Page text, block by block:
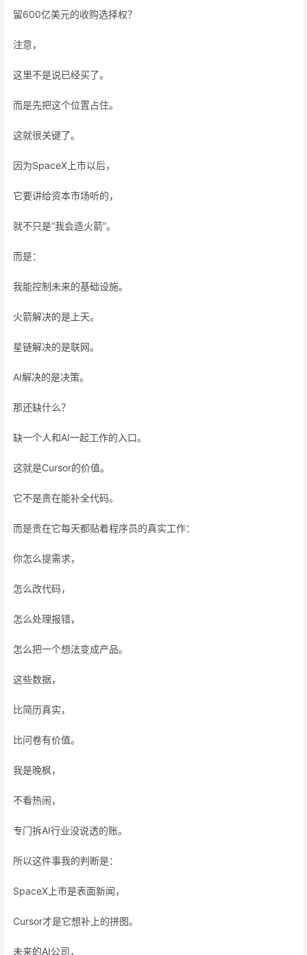
留600亿美元的收购选择权？
注意，
这里不是说已经买了。
而是先把这个位置占住。
这就很关键了。
因为SpaceX上市以后，
它要讲给资本市场听的，
就不只是“我会造火箭”。
而是：
我能控制未来的基础设施。
火箭解决的是上天。
星链解决的是联网。
AI解决的是决策。
那还缺什么？
缺一个人和AI一起工作的入口。
这就是Cursor的价值。
它不是贵在能补全代码。
而是贵在它每天都贴着程序员的真实工作：
你怎么提需求，
怎么改代码，
怎么处理报错，
怎么把一个想法变成产品。
这些数据，
比简历真实，
比问卷有价值。
我是晚枫，
不看热闹，
专门拆AI行业没说透的账。
所以这件事我的判断是：
SpaceX上市是表面新闻，
Cursor才是它想补上的拼图。
未来的AI公司，